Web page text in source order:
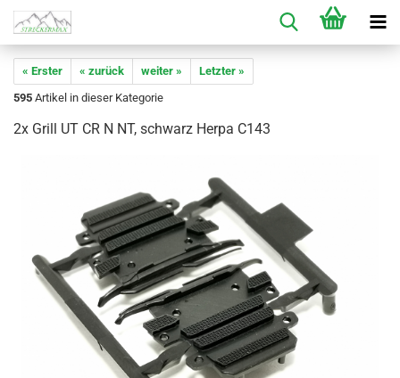
« Erster « zurück weiter »
Letzter »
595 Artikel in dieser Kategorie
2x Grill UT CR N NT, schwarz Herpa C143